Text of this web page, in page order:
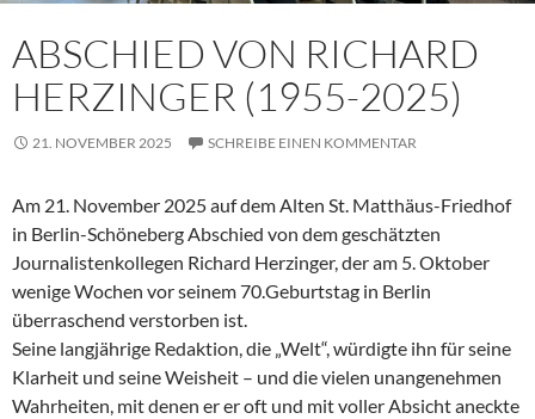
ABSCHIED VON RICHARD
HERZINGER (1955-2025)
21. NOVEMBER 2025 SCHREIBE EINEN KOMMENTAR
Am 21. November 2025 auf dem Alten St. Matthäus-Friedhof
in Berlin-Schöneberg Abschied von dem geschätzten
Journalistenkollegen Richard Herzinger, der am 5. Oktober
wenige Wochen vor seinem 70.Geburtstag in Berlin
überraschend verstorben ist.
Seine langjährige Redaktion, die „Welt“, würdigte ihn für seine
Klarheit und seine Weisheit – und die vielen unangenehmen
Wahrheiten, mit denen er er oft und mit voller Absicht aneckte